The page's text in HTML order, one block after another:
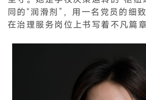
同的“润滑剂”，用一名党员的细
在治理服务岗位上书写着不凡篇章